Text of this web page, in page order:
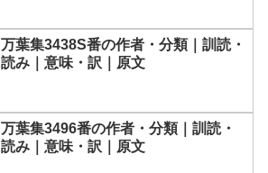
万葉集3438S番の作者・分類｜訓読・
読み｜意味・訳｜原文
万葉集3496番の作者・分類｜訓読・
読み｜意味・訳｜原文